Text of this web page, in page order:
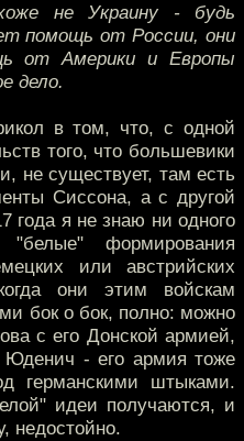
не Украину - будь
помощь от России, они
от Америки и Европы
дело.
в том, что, с одной
того, что большевики
не существует, там есть
Сиссона, а с другой
года я не знаю ни одного
формирования
или австрийских
они этим войскам
бок о бок, полно: можно
с его Донской армией,
Юденич - его армия тоже
германскими штыками.
идеи получаются, и
недостойно.